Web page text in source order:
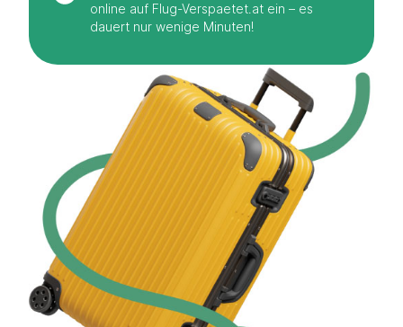
online auf Flug-Verspaetet.at ein – es
dauert nur wenige Minuten!